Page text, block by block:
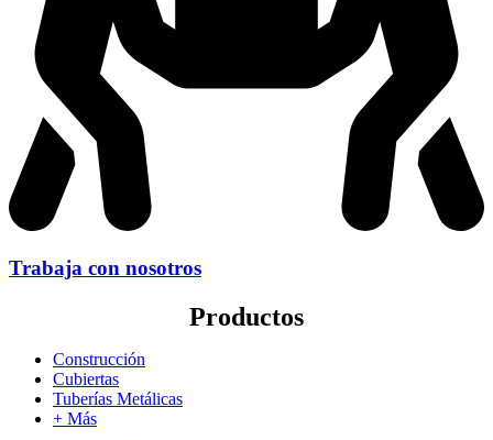
Trabaja con nosotros
Productos
Construcción
Cubiertas
Tuberías Metálicas
+ Más